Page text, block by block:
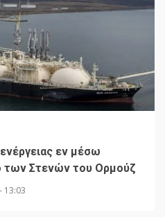
εν μέσω
των Στενών του Ορμούζ
13:03